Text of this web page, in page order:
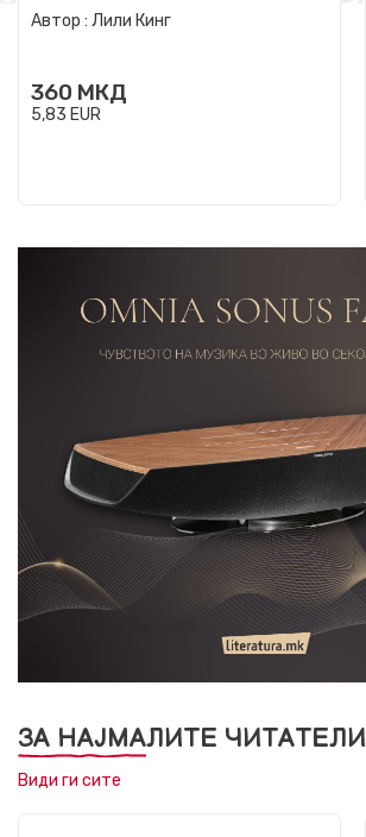
Автор : Лили Кинг
360 МКД
5,83 EUR
ЗА НАЈМАЛИТЕ ЧИТАТЕЛИ
Види ги сите